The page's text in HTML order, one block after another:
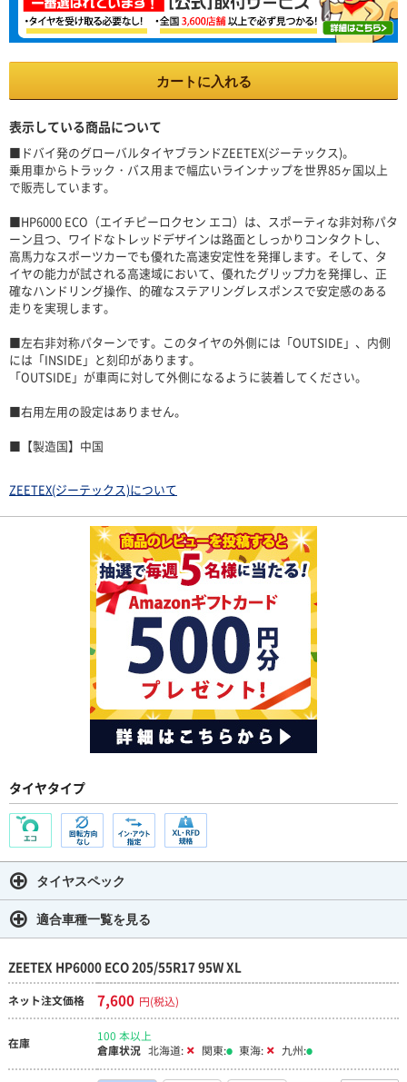
カートに入れる
表示している商品について
■ドバイ発のグローバルタイヤブランドZEETEX(ジーテックス)。
乗用車からトラック・バス用まで幅広いラインナップを世界85ヶ国以上
で販売しています。
■HP6000 ECO（エイチピーロクセン エコ）は、スポーティな非対称パタ
ーン且つ、ワイドなトレッドデザインは路面としっかりコンタクトし、
高馬力なスポーツカーでも優れた高速安定性を発揮します。そして、タ
イヤの能力が試される高速域において、優れたグリップ力を発揮し、正
確なハンドリング操作、的確なステアリングレスポンスで安定感のある
走りを実現します。
■左右非対称パターンです。このタイヤの外側には「OUTSIDE」、内側
には「INSIDE」と刻印があります。
「OUTSIDE」が車両に対して外側になるように装着してください。
■右用左用の設定はありません。
■【製造国】中国
ZEETEX(ジーテックス)について
タイヤタイプ
タイヤスペック
適合車種一覧を見る
ZEETEX HP6000 ECO 205/55R17 95W XL
ネット注文価格 7,600 円(税込)
在庫
100 本以上
倉庫状況 北海道: 関東: 東海: 九州: